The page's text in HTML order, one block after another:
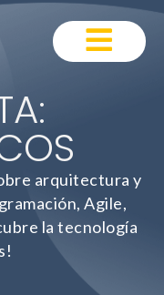
arquitectura y
Agile,
la tecnología